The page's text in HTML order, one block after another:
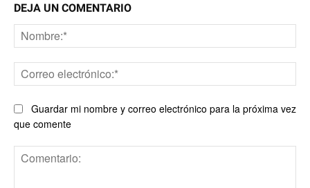
DEJA UN COMENTARIO
Guardar mi nombre y correo electrónico para la próxima vez
que comente